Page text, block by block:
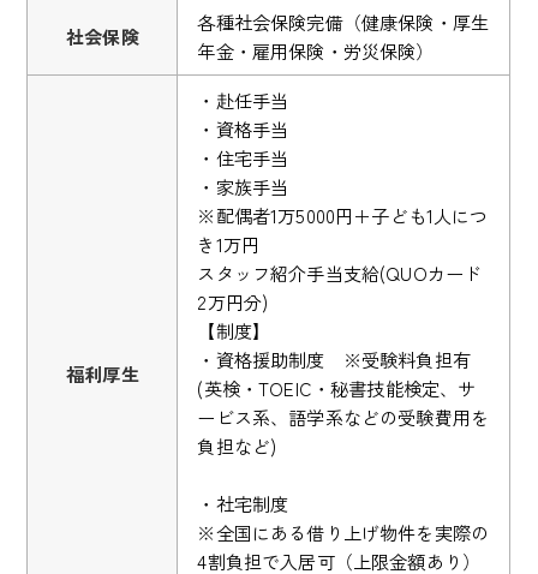
社会保険
各種社会保険完備（健康保険・厚生
年金・雇用保険・労災保険）
福利厚生
・赴任手当
・資格手当
・住宅手当
・家族手当
※配偶者1万5000円＋子ども1人につ
き1万円
スタッフ紹介手当支給(QUOカード
2万円分)
【制度】
・資格援助制度 ※受験料負担有
(英検・TOEIC・秘書技能検定、サ
ービス系、語学系などの受験費用を
負担など)
・社宅制度
※全国にある借り上げ物件を実際の
4割負担で入居可（上限金額あり）